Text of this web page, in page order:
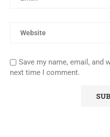
Save my name, email, and
next time I comment.